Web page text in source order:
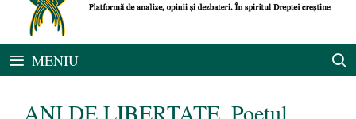
MENIU
ANI DE LIBERTATE. Poetul